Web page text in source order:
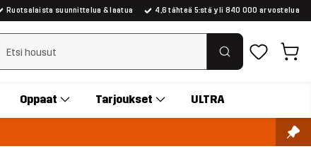
Ruotsalaista suunnittelua & laatua 4,6 tähteä 5:stä yli 840 000 arvostelua
Tyhjennä haku
Oppaat Tarjoukset ULTRA